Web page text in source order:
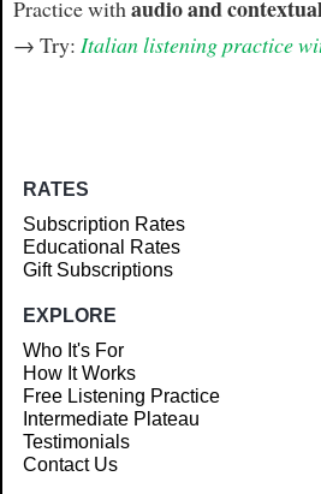
Practice with audio and
→ Try: Italian listening practice
RATES
Subscription Rates
Educational Rates
Gift Subscriptions
EXPLORE
Who It's For
How It Works
Free Listening Practice
Intermediate Plateau
Testimonials
Contact Us